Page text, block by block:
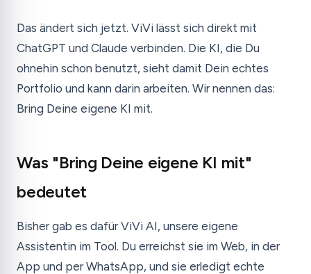
Das ändert sich jetzt. ViVi lässt sich direkt mit
ChatGPT und Claude verbinden. Die KI, die Du
ohnehin schon benutzt, sieht damit Dein echtes
Portfolio und kann darin arbeiten. Wir nennen das:
Bring Deine eigene KI mit.
Was "Bring Deine eigene KI mit"
bedeutet
Bisher gab es dafür ViVi AI, unsere eigene
Assistentin im Tool. Du erreichst sie im Web, in der
App und per WhatsApp, und sie erledigt echte